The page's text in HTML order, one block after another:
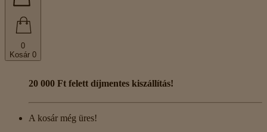
0
Kosár 0
20 000 Ft felett díjmentes kiszállítás!
A kosár még üres!